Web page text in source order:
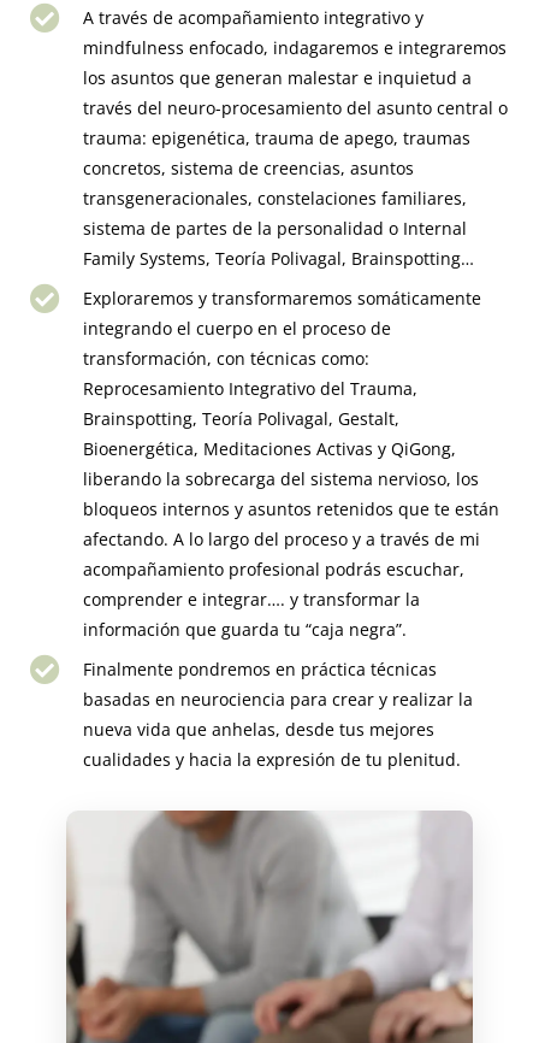
A través de acompañamiento integrativo y
mindfulness enfocado, indagaremos e integraremos
los asuntos que generan malestar e inquietud a
través del neuro-procesamiento del asunto central o
trauma: epigenética, trauma de apego, traumas
concretos, sistema de creencias, asuntos
transgeneracionales, constelaciones familiares,
sistema de partes de la personalidad o Internal
Family Systems, Teoría Polivagal, Brainspotting…
Exploraremos y transformaremos somáticamente
integrando el cuerpo en el proceso de
transformación, con técnicas como:
Reprocesamiento Integrativo del Trauma,
Brainspotting, Teoría Polivagal, Gestalt,
Bioenergética, Meditaciones Activas y QiGong,
liberando la sobrecarga del sistema nervioso, los
bloqueos internos y asuntos retenidos que te están
afectando. A lo largo del proceso y a través de mi
acompañamiento profesional podrás escuchar,
comprender e integrar…. y transformar la
información que guarda tu “caja negra”.
Finalmente pondremos en práctica técnicas
basadas en neurociencia para crear y realizar la
nueva vida que anhelas, desde tus mejores
cualidades y hacia la expresión de tu plenitud.